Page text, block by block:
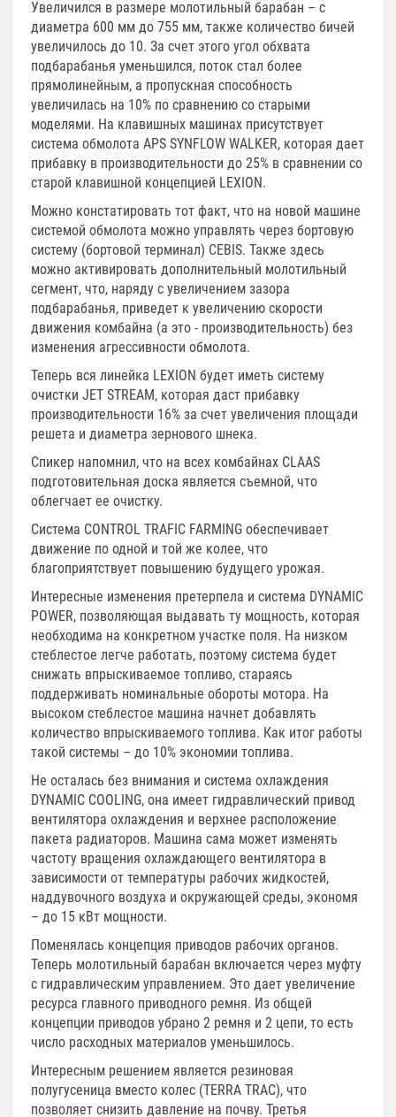
Увеличился в размере молотильный барабан – с
диаметра 600 мм до 755 мм, также количество бичей
увеличилось до 10. За счет этого угол обхвата
подбарабанья уменьшился, поток стал более
прямолинейным, а пропускная способность
увеличилась на 10% по сравнению со старыми
моделями. На клавишных машинах присутствует
система обмолота APS SYNFLOW WALKER, которая дает
прибавку в производительности до 25% в сравнении со
старой клавишной концепцией LEXION.
Можно констатировать тот факт, что на новой машине
системой обмолота можно управлять через бортовую
систему (бортовой терминал) CEBIS. Также здесь
можно активировать дополнительный молотильный
сегмент, что, наряду с увеличением зазора
подбарабанья, приведет к увеличению скорости
движения комбайна (а это - производительность) без
изменения агрессивности обмолота.
Теперь вся линейка LEXION будет иметь систему
очистки JET STREAM, которая даст прибавку
производительности 16% за счет увеличения площади
решета и диаметра зернового шнека.
Спикер напомнил, что на всех комбайнах CLAAS
подготовительная доска является съемной, что
облегчает ее очистку.
Система CONTROL TRAFIC FARMING обеспечивает
движение по одной и той же колее, что
благоприятствует повышению будущего урожая.
Интересные изменения претерпела и система DYNAMIC
POWER, позволяющая выдавать ту мощность, которая
необходима на конкретном участке поля. На низком
стеблестое легче работать, поэтому система будет
снижать впрыскиваемое топливо, стараясь
поддерживать номинальные обороты мотора. На
высоком стеблестое машина начнет добавлять
количество впрыскиваемого топлива. Как итог работы
такой системы – до 10% экономии топлива.
Не осталась без внимания и система охлаждения
DYNAMIC COOLING, она имеет гидравлический привод
вентилятора охлаждения и верхнее расположение
пакета радиаторов. Машина сама может изменять
частоту вращения охлаждающего вентилятора в
зависимости от температуры рабочих жидкостей,
наддувочного воздуха и окружающей среды, экономя
– до 15 кВт мощности.
Поменялась концепция приводов рабочих органов.
Теперь молотильный барабан включается через муфту
с гидравлическим управлением. Это дает увеличение
ресурса главного приводного ремня. Из общей
концепции приводов убрано 2 ремня и 2 цепи, то есть
число расходных материалов уменьшилось.
Интересным решением является резиновая
полугусеница вместо колес (TERRA TRAC), что
позволяет снизить давление на почву. Третья